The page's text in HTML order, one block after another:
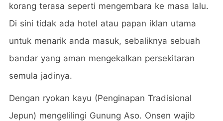
korang terasa seperti mengembara ke masa lalu.
Di sini tidak ada hotel atau papan iklan utama
untuk menarik anda masuk, sebaliknya sebuah
bandar yang aman mengekalkan persekitaran
semula jadinya.
Dengan ryokan kayu (Penginapan Tradisional
Jepun) mengelilingi Gunung Aso. Onsen wajib